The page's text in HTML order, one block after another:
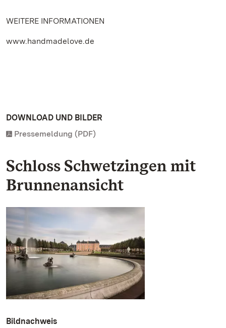
WEITERE INFORMATIONEN
www.handmadelove.de
DOWNLOAD UND BILDER
Pressemeldung (PDF)
Schloss Schwetzingen mit
Brunnenansicht
Bildnachweis